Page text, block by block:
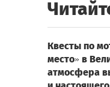
Квесты по
место» в
атмосфера